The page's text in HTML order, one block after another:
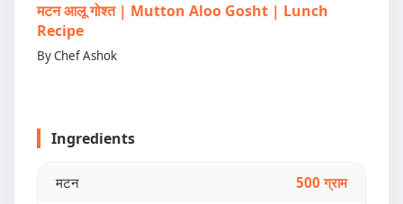
मटन आलू गोश्त | Mutton Aloo Gosht | Lunch
Recipe
By Chef Ashok
Ingredients
मटन 500 ग्राम